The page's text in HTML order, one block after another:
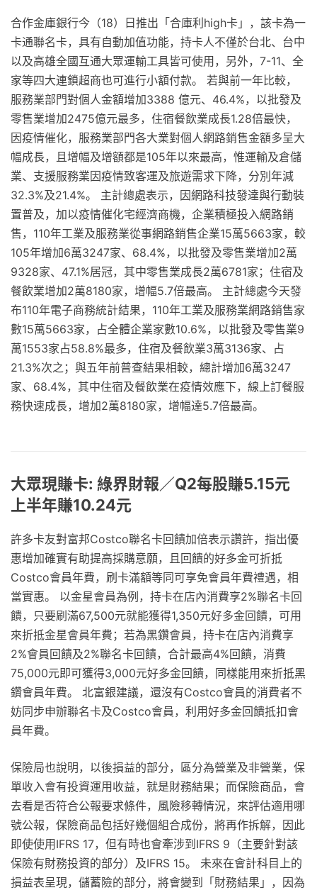
合作金庫銀行今（18）日推出「合庫利high卡」，該卡為一
卡通聯名卡，具有自動加值功能，持卡人不僅於台北、台中
以及高雄全國互通大眾運輸工具皆可使用，另外，7-11、全
家等四大連鎖超商也可進行小額付款。 若與前一年比較，
服務業部門對個人金額增加3388 億元、46.4%，以批發及
零售業增加2475億元最多，住宿餐飲業成長1.28倍最快，
因疫情催化，服務業部門各大業對個人網路銷售金額多呈大
幅成長，且增幅及增額都是105年以來最高，惟運輸及倉儲
業、支援服務業因疫情致客運及旅遊需求下降，分別年減
32.3%及21.4%。 主計總處表示，因網路科技發達與行動裝
置普及，加以疫情催化宅經濟商機，企業積極投入網路銷
售，110年工業及服務業從事網路銷售企業15萬5663家，較
105年增加6萬3247家、68.4%，以批發及零售業增加2萬
9328家、47.1%居冠，其中零售業成長2萬6781家；住宿及
餐飲業增加2萬8180家，增幅5.7倍最高。 主計總處今天發
布110年電子商務統計結果，110年工業及服務業網路銷售家
數15萬5663家，占全體企業家數10.6%，以批發及零售業9
萬1553家占58.8%最多，住宿及餐飲業3萬3136家、占
21.3%次之；與五年前普查結果相較，總計增加6萬3247
家、68.4%，其中住宿及餐飲業在疫情效應下，線上訂餐服
務快速成長，增加2萬8180家，增幅達5.7倍最高。
大眾現賺卡: 綠界財報／Q2每股賺5.15元
上半年賺10.24元
許多卡友對富邦Costco聯名卡回饋加倍表示讚許，指出優
惠增加確實有助提高採購意願，且回饋的好多金可折抵
Costco會員年費，刷卡滿額等同可享免會員年費禮遇，相
當實惠。 以金星會員為例，持卡在店內消費享2%聯名卡回
饋，只要刷滿67,500元就能獲得1,350元好多金回饋，可用
來折抵金星會員年費；若為黑鑽會員，持卡在店內消費享
2%會員回饋及2%聯名卡回饋，合計最高4%回饋，消費
75,000元即可獲得3,000元好多金回饋，同樣能用來折抵黑
鑽會員年費。 北富銀建議，還沒有Costco會員的消費者不
妨同步申辦聯名卡及Costco會員，利用好多金回饋抵扣會
員年費。
保險局也說明，以後損益的部分，區分為營業及非營業，保
單收入會有投資運用收益，就是財務結果；而保險商品，會
去看是否符合公報要求條件，風險移轉情況，來評估適用哪
號公報，保險商品包括好幾個組合成份，將再作拆解，因此
即使使用IFRS 17，但有時也會牽涉到IFRS 9（主要針對該
保險有財務投資的部分）及IFRS 15。 未來在會計科目上的
損益表呈現，儲蓄險的部分，將會變到「財務結果」，因為